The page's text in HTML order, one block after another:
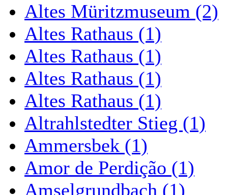
Altes Müritzmuseum (2)
Altes Rathaus (1)
Altes Rathaus (1)
Altes Rathaus (1)
Altes Rathaus (1)
Altrahlstedter Stieg (1)
Ammersbek (1)
Amor de Perdição (1)
Amselgrundbach (1)